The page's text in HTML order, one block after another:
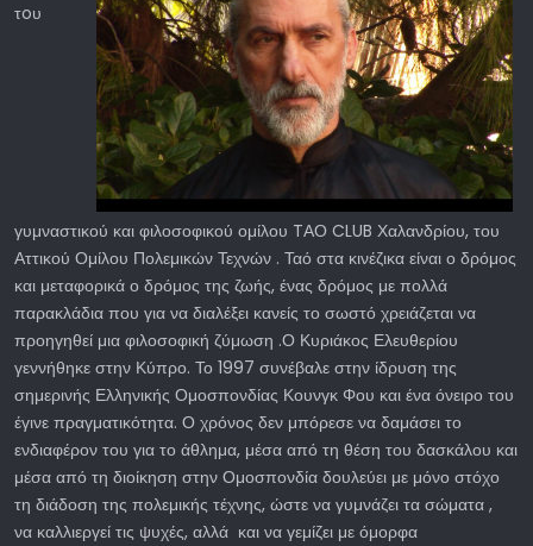
τoυ
γυμναστικού και φιλοσοφικού ομίλου TΑΟ CLUB Χαλανδρίου, του
Αττικού Ομίλου Πολεμικών Τεχνών . Ταό στα κινέζικα είναι ο δρόμος
και μεταφορικά ο δρόμος της ζωής, ένας δρόμος με πολλά
παρακλάδια που για να διαλέξει κανείς το σωστό χρειάζεται να
προηγηθεί μια φιλοσοφική ζύμωση .Ο Κυριάκος Ελευθερίου
γεννήθηκε στην Κύπρο. Το 1997 συνέβαλε στην ίδρυση της
σημερινής Ελληνικής Ομοσπονδίας Κουνγκ Φου και ένα όνειρο του
έγινε πραγματικότητα. Ο χρόνος δεν μπόρεσε να δαμάσει το
ενδιαφέρον του για το άθλημα, μέσα από τη θέση του δασκάλου και
μέσα από τη διοίκηση στην Ομοσπονδία δουλεύει με μόνο στόχο
τη διάδοση της πολεμικής τέχνης, ώστε να γυμνάζει τα σώματα ,
να καλλιεργεί τις ψυχές, αλλά και να γεμίζει με όμορφα